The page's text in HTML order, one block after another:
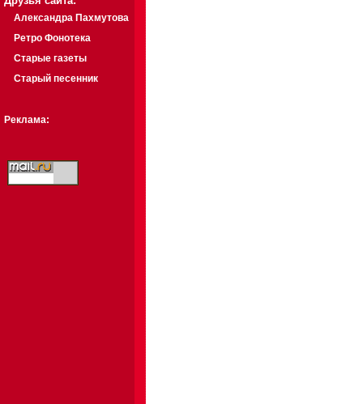
Александра Пахмутова
Ретро Фонотека
Старые газеты
Старый песенник
Реклама: